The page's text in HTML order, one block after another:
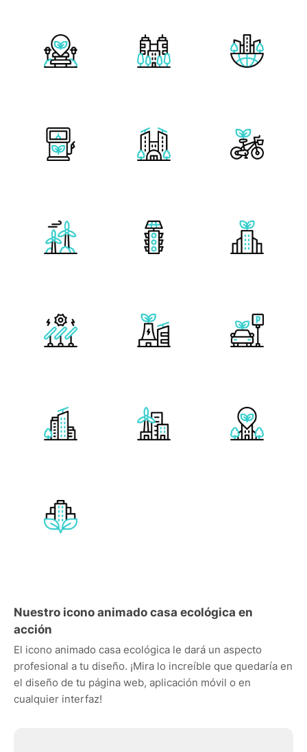
Nuestro icono animado casa ecológica en
acción
El icono animado casa ecológica le dará un aspecto
profesional a tu diseño. ¡Mira lo increíble que quedaría en
el diseño de tu página web, aplicación móvil o en
cualquier interfaz!